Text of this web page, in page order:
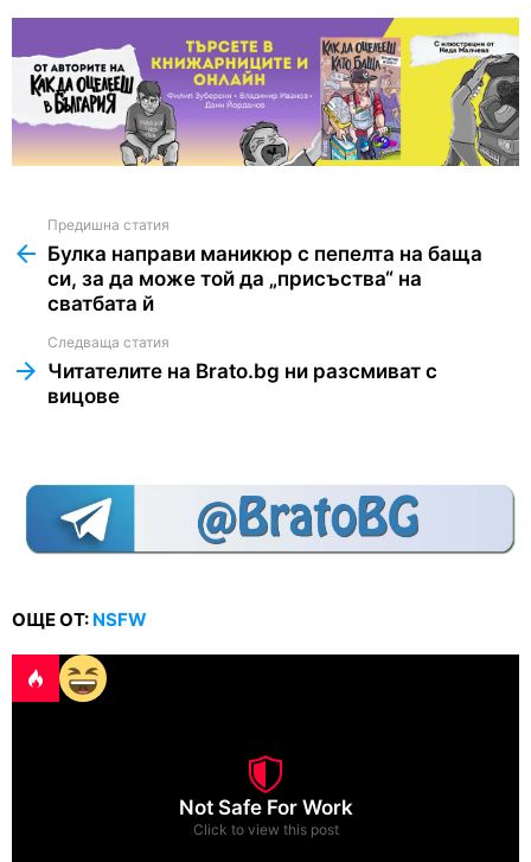
more
Предишна статия
Булка направи маникюр с пепелта на баща
си, за да може той да „присъства“ на
сватбата й
Следваща статия
Читателите на Brato.bg ни разсмиват с
вицове
ОЩЕ ОТ: NSFW
Not Safe For Work
Click to view this post